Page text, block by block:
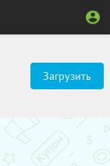
Загрузить